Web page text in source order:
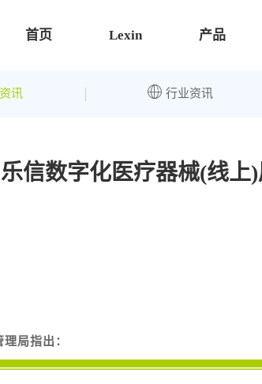
首页 Lexin 产品
讯 行业资讯
乐信数字化医疗器械(线
局指出：